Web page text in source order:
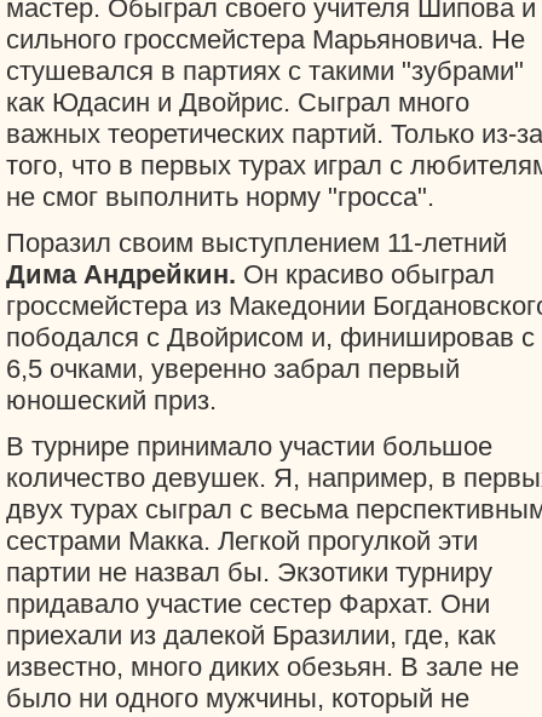
мастер. Обыграл своего учителя Шипова и
сильного гроссмейстера Марьяновича. Не
стушевался в партиях с такими "зубрами"
как Юдасин и Двойрис. Сыграл много
важных теоретических партий. Только из-за
того, что в первых турах играл с
не смог выполнить норму "гросса".
Поразил своим выступлением 11-летний
Дима Андрейкин. Он красиво обыграл
гроссмейстера из Македонии
пободался с Двойрисом и, финишировав с
6,5 очками, уверенно забрал первый
юношеский приз.
В турнире принимало участии большое
количество девушек. Я, например, в
двух турах сыграл с весьма
сестрами Макка. Легкой прогулкой эти
партии не назвал бы. Экзотики турниру
придавало участие сестер Фархат. Они
приехали из далекой Бразилии, где, как
известно, много диких обезьян. В зале не
было ни одного мужчины, который не